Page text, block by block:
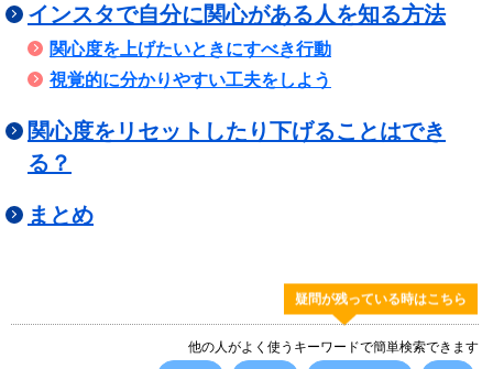
インスタで自分に関心がある人を知る方法
関心度を上げたいときにすべき行動
視覚的に分かりやすい工夫をしよう
関心度をリセットしたり下げることはでき
る？
まとめ
疑問が残っている時はこちら
他の人がよく使うキーワードで簡単検索できます